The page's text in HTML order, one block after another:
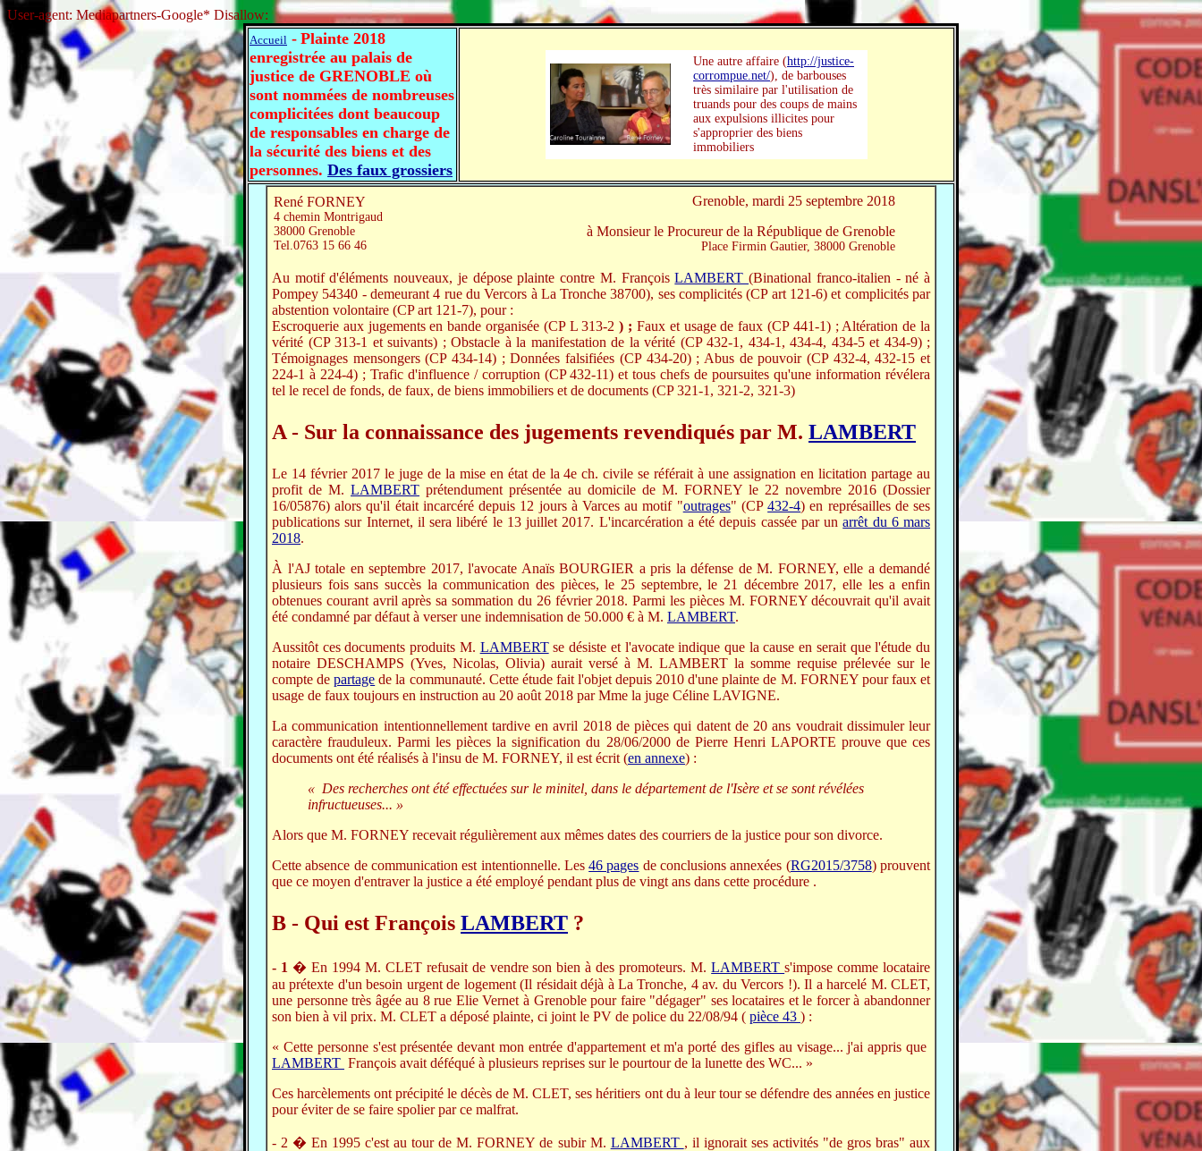
User-agent: Mediapartners-Google* Disallow:
Accueil - Plainte 2018
enregistrée au palais de
justice de GRENOBLE où
sont nommées de nombreuses
complicitées dont beaucoup
de responsables en charge de
la sécurité des biens et des
personnes. Des faux grossiers
Une autre affaire (http://justice-
corrompue.net/), de barbouses
très similaire par l'utilisation de
truands pour des coups de mains
aux expulsions illicites pour
s'approprier des biens
immobiliers
René FORNEY
4 chemin Montrigaud
38000 Grenoble
Tel.0763 15 66 46
Grenoble, mardi 25 septembre 2018
à Monsieur le Procureur de la République de Grenoble
Place Firmin Gautier, 38000 Grenoble
Au motif d'éléments nouveaux, je dépose plainte contre M. FrançoisLAMBERT(Binational franco-italien - né à
Pompey 54340 - demeurant 4 rue du Vercors à La Tronche 38700), ses complicités (CP art 121-6) et complicités par
abstention volontaire (CP art 121-7), pour :
Escroquerie aux jugements en bande organisée (CP L 313-2) ; Faux et usage de faux (CP 441-1) ; Altération de la
vérité (CP 313-1 et suivants) ; Obstacle à la manifestation de la vérité (CP 432-1, 434-1, 434-4, 434-5 et 434-9) ;
Témoignages mensongers (CP 434-14) ; Données falsifiées (CP 434-20) ; Abus de pouvoir (CP 432-4, 432-15 et
224-1 à 224-4) ; Trafic d'influence / corruption (CP 432-11) et tous chefs de poursuites qu'une information révélera
tel le recel de fonds, de faux, de biens immobiliers et de documents (CP 321-1, 321-2, 321-3)
A - Sur la connaissance des jugements revendiqués par M. LAMBERT
Le 14 février 2017 le juge de la mise en état de la 4e ch. civile se référait à une assignation en licitation partage au
profit de M. LAMBERT prétendument présentée au domicile de M. FORNEY le 22 novembre 2016 (Dossier
16/05876) alors qu'il était incarcéré depuis 12 jours à Varces au motif "outrages" (CP432-4) en représailles de ses
publications sur Internet, il sera libéré le 13 juillet 2017. L'incarcération a été depuis cassée par unarrêt du 6 mars
2018.
À l'AJ totale en septembre 2017, l'avocate Anaïs BOURGIER a pris la défense de M. FORNEY, elle a demandé
plusieurs fois sans succès la communication des pièces, le 25 septembre, le 21 décembre 2017, elle les a enfin
obtenues courant avril après sa sommation du 26 février 2018. Parmi les pièces M. FORNEY découvrait qu'il avait
été condamné par défaut à verser une indemnisation de 50.000 € à M. LAMBERT.
Aussitôt ces documents produits M. LAMBERTse désiste et l'avocate indique que la cause en serait que l'étude du
notaire DESCHAMPS (Yves, Nicolas, Olivia) aurait versé à M. LAMBERT la somme requise prélevée sur le
compte departage de la communauté. Cette étude fait l'objet depuis 2010 d'une plainte de M. FORNEY pour faux et
usage de faux toujours en instruction au 20 août 2018 par Mme la juge Céline LAVIGNE.
La communication intentionnellement tardive en avril 2018 de pièces qui datent de 20 ans voudrait dissimuler leur
caractère frauduleux. Parmi les pièces la signification du 28/06/2000 de Pierre Henri LAPORTE prouve que ces
documents ont été réalisés à l'insu de M. FORNEY, il est écrit (en annexe) :
« Des recherches ont été effectuées sur le minitel, dans le département de l'Isère et se sont révélées
infructueuses... »
Alors que M. FORNEY recevait régulièrement aux mêmes dates des courriers de la justice pour son divorce.
Cette absence de communication est intentionnelle. Les46 pages de conclusions annexées (RG2015/3758) prouvent
que ce moyen d'entraver la justice a été employé pendant plus de vingt ans dans cette procédure .
B - Qui est François LAMBERT ?
- 1 � En 1994 M. CLET refusait de vendre son bien à des promoteurs. M.LAMBERTs'impose comme locataire
au prétexte d'un besoin urgent de logement (Il résidait déjà à La Tronche, 4 av. du Vercors !). Il a harcelé M. CLET,
une personne très âgée au 8 rue Elie Vernet à Grenoble pour faire "dégager" ses locataires et le forcer à abandonner
son bien à vil prix. M. CLET a déposé plainte, ci joint le PV de police du 22/08/94 ( pièce 43 ) :
« Cette personne s'est présentée devant mon entrée d'appartement et m'a porté des gifles au visage... j'ai appris que
LAMBERT François avait déféqué à plusieurs reprises sur le pourtour de la lunette des WC... »
Ces harcèlements ont précipité le décès de M. CLET, ses héritiers ont du à leur tour se défendre des années en justice
pour éviter de se faire spolier par ce malfrat.
- 2 � En 1995 c'est au tour de M. FORNEY de subir M. LAMBERT , il ignorait ses activités "de gros bras" aux